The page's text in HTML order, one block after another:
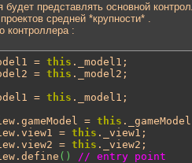
будет представлять основной
средней *крупности* .
контроллера :
= this
= this ._model2;
= this ._model1;
= this
= this
= this
( ) // entry point